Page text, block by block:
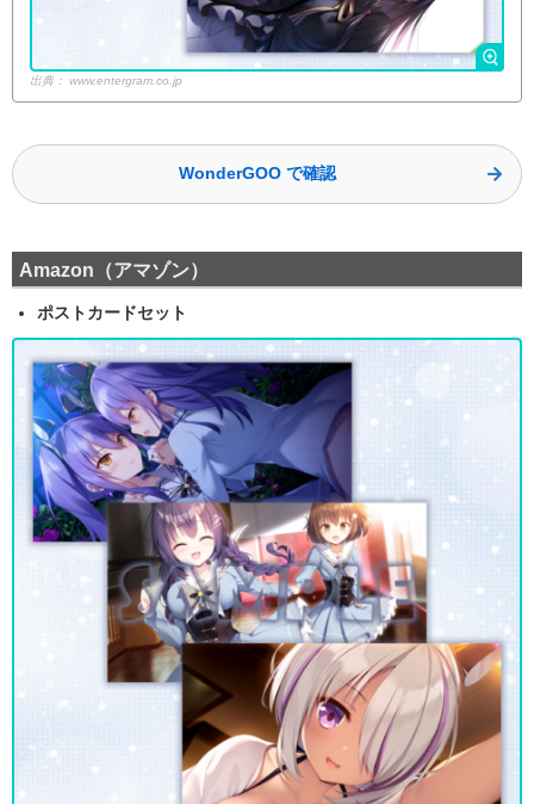
出典： www.entergram.co.jp
WonderGOO で確認
Amazon（アマゾン）
ポストカードセット